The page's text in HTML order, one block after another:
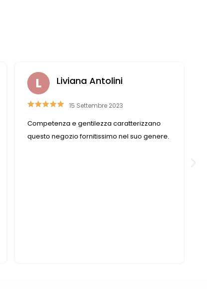
Liviana Antolini
15 Settembre 2023
Competenza e gentilezza caratterizzano
questo negozio fornitissimo nel suo genere.